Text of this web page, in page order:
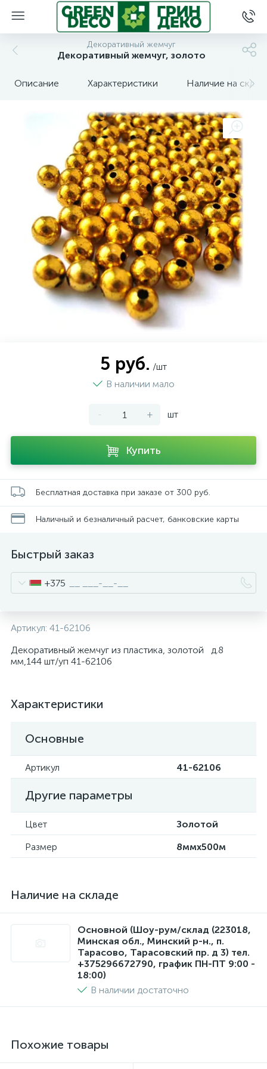
Декоративный жемчуг
Декоративный жемчуг, золото
Описание Характеристики Наличие на
5 руб. /шт
В наличии мало
- + шт
Купить
Бесплатная доставка при заказе от 300 руб.
Наличный и безналичный расчет, банковские карты
Быстрый заказ
+375
Артикул: 41-62106
Декоративный жемчуг из пластика, золотой д.8
мм,144 шт/уп 41-62106
Характеристики
Основные
Артикул 41-62106
Другие параметры
Цвет
Золотой
Размер
8ммx500м
Наличие на складе
Основной (Шоу-рум/склад (223018,
Минская обл., Минский р-н., п.
Тарасово, Тарасовский пр. д 3) тел.
+375296672790, график ПН-ПТ 9:00 -
18:00)
В наличии достаточно
Похожие товары